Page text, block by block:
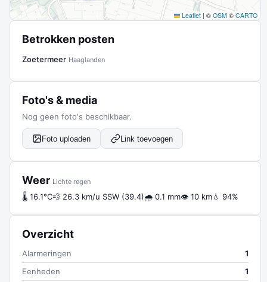
Leaflet | © OSM © CARTO
Betrokken posten
Zoetermeer Haaglanden
Foto's & media
Nog geen foto's beschikbaar.
Foto uploaden Link toevoegen
Weer Lichte regen
🌡 16.1°C💨 26.3 km/u SSW (39.4)🌧 0.1 mm👁 10 km💧 94%
Overzicht
Alarmeringen
1
Eenheden
1